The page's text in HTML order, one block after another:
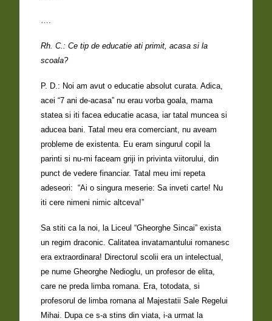
….
Rh. C.: Ce tip de educatie ati primit, acasa si la
scoala?
P. D.: Noi am avut o educatie absolut curata. Adica,
acei “7 ani de-acasa” nu erau vorba goala, mama
statea si iti facea educatie acasa, iar tatal muncea si
aducea bani. Tatal meu era comerciant, nu aveam
probleme de existenta. Eu eram singurul copil la
parinti si nu-mi faceam griji in privinta viitorului, din
punct de vedere financiar. Tatal meu imi repeta
adeseori: “Ai o singura meserie: Sa inveti carte! Nu
iti cere nimeni nimic altceva!”
Sa stiti ca la noi, la Liceul “Gheorghe Sincai” exista
un regim draconic. Calitatea invatamantului romanesc
era extraordinara! Directorul scolii era un intelectual,
pe nume Gheorghe Nedioglu, un profesor de elita,
care ne preda limba romana. Era, totodata, si
profesorul de limba romana al Majestatii Sale Regelui
Mihai. Dupa ce s-a stins din viata, i-a urmat la